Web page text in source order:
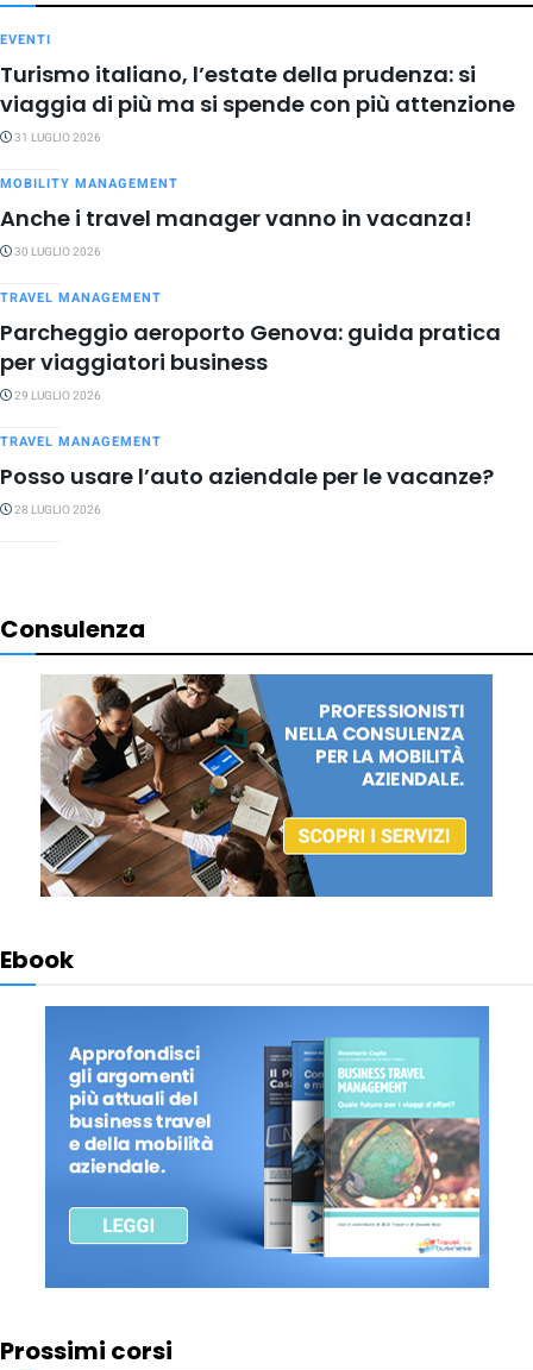
EVENTI
Turismo italiano, l’estate della prudenza: si
viaggia di più ma si spende con più attenzione
31 LUGLIO 2026
MOBILITY MANAGEMENT
Anche i travel manager vanno in vacanza!
30 LUGLIO 2026
TRAVEL MANAGEMENT
Parcheggio aeroporto Genova: guida pratica
per viaggiatori business
29 LUGLIO 2026
TRAVEL MANAGEMENT
Posso usare l’auto aziendale per le vacanze?
28 LUGLIO 2026
Consulenza
Ebook
Prossimi corsi